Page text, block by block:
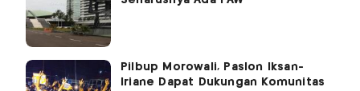
Pilbup Morowali, Paslon Iksan-
Iriane Dapat Dukungan Komunitas